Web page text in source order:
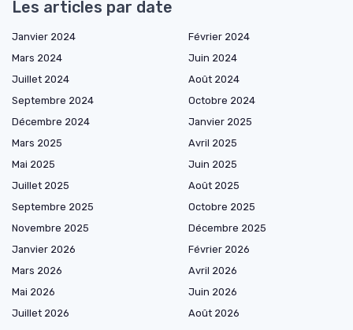
Les articles par date
Janvier 2024
Février 2024
Mars 2024
Juin 2024
Juillet 2024
Août 2024
Septembre 2024
Octobre 2024
Décembre 2024
Janvier 2025
Mars 2025
Avril 2025
Mai 2025
Juin 2025
Juillet 2025
Août 2025
Septembre 2025
Octobre 2025
Novembre 2025
Décembre 2025
Janvier 2026
Février 2026
Mars 2026
Avril 2026
Mai 2026
Juin 2026
Juillet 2026
Août 2026